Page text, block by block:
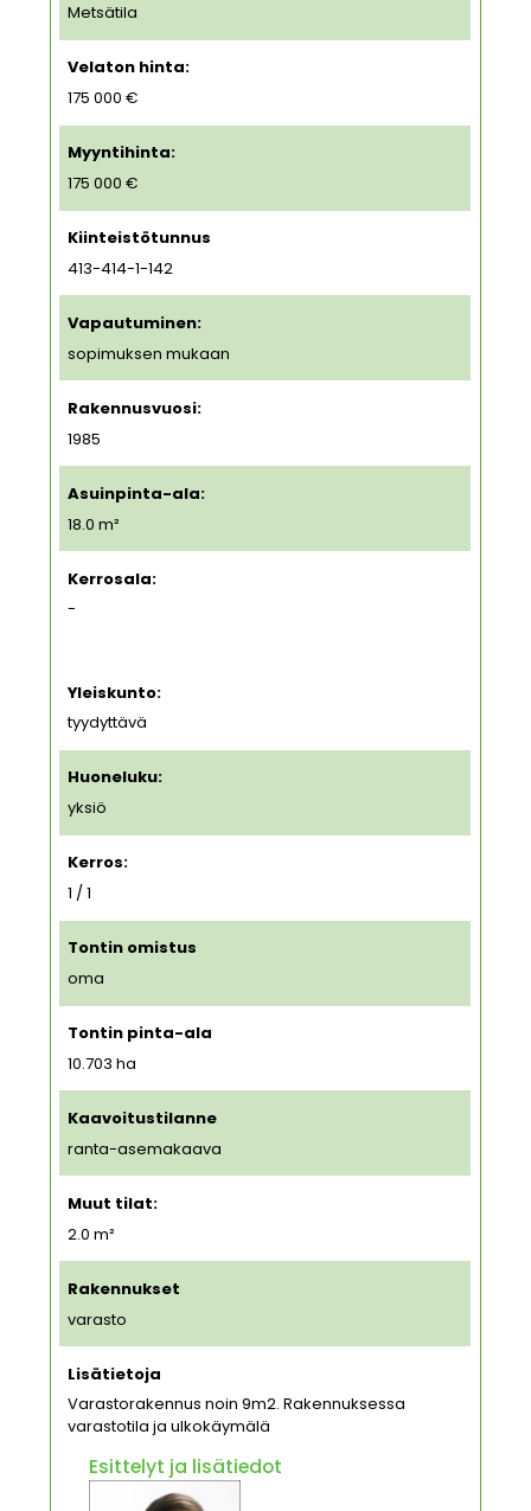
Metsätila
Velaton hinta:
175 000 €
Myyntihinta:
175 000 €
Kiinteistötunnus
413-414-1-142
Vapautuminen:
sopimuksen mukaan
Rakennusvuosi:
1985
Asuinpinta-ala:
18.0 m²
Kerrosala:
-
Yleiskunto:
tyydyttävä
Huoneluku:
yksiö
Kerros:
1 / 1
Tontin omistus
oma
Tontin pinta-ala
10.703ha
Kaavoitustilanne
ranta-asemakaava
Muut tilat:
2.0 m²
Rakennukset
varasto
Lisätietoja
Varastorakennus noin 9m2. Rakennuksessa
varastotila ja ulkokäymälä
Esittelyt ja lisätiedot